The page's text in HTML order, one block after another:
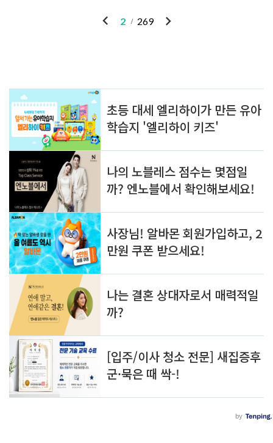
격차와 출동 사각지대는 없는지, 특수재난에
상황이 이어지고 있는 만큼, 재난관리기금과
살펴, 도민이 쉽게 이해하고 공감할 수 있는
방향으로 명칭을 변경하는 방안도..
게 되어 막중한 책임감을 느낍니다.안전행정
위원회는 재난과 소방, 자치행정 등 도민의
리 살피고 재난을 예방하는 일이 무엇보다 우
선되어야 합니다.저는 부위원장으로서 현장
의 목소리를 세심하게 듣고, 위원회가 합리적
인 대안과 실질적인 정책을 만들어 갈 수 있
도록 책임 있게 역할을 수행하겠습니다. 특히
경기북부와 포천의 지역적 특성을 꼼꼼히 살
펴 소방·재난 대응의 사각지대를 줄이고, 더
욱 촘촘한 지역 안전망을 구축하는 데..
이
2 269
다
인기포스트
ABOUT
ME
알
아
두
면
쓸
모
있
는
정
보
를
공
유
합
니
LINK
ADMIN
admin
글
기